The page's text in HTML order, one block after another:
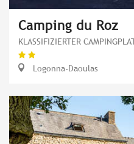
Camping du Roz
KLASSIFIZIERTER
Logonna-Daoulas